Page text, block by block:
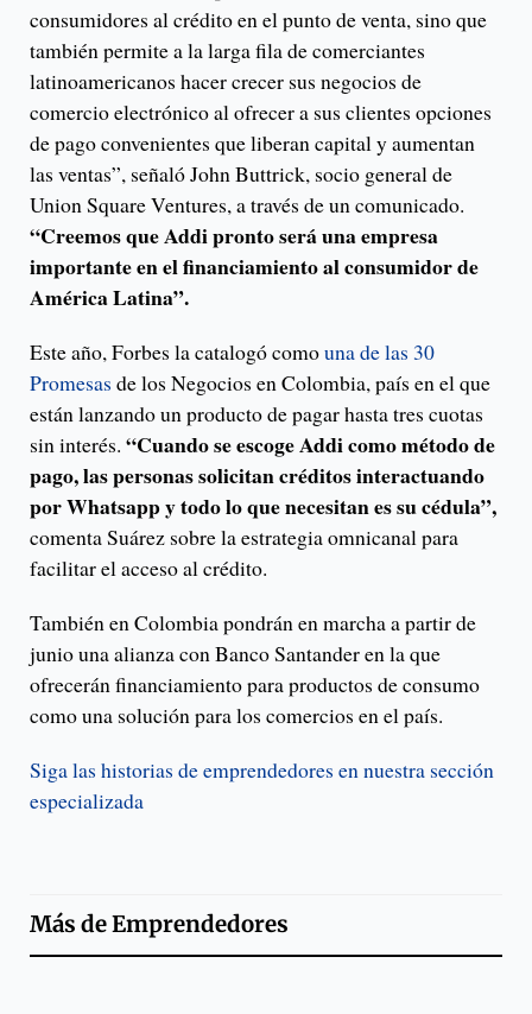
consumidores al crédito en el punto de venta, sino que
también permite a la larga fila de comerciantes
latinoamericanos hacer crecer sus negocios de
comercio electrónico al ofrecer a sus clientes opciones
de pago convenientes que liberan capital y aumentan
las ventas”, señaló John Buttrick, socio general de
Union Square Ventures, a través de un comunicado.
“Creemos que Addi pronto será una empresa
importante en el financiamiento al consumidor de
América Latina”.
Este año, Forbes la catalogó comouna de las 30
Promesas de los Negocios en Colombia, país en el que
están lanzando un producto de pagar hasta tres cuotas
sin interés. “Cuando se escoge Addi como método de
pago, las personas solicitan créditos interactuando
por Whatsapp y todo lo que necesitan es su cédula”,
comenta Suárez sobre la estrategia omnicanal para
facilitar el acceso al crédito.
También en Colombia pondrán en marcha a partir de
junio una alianza con Banco Santander en la que
ofrecerán financiamiento para productos de consumo
como una solución para los comercios en el país.
Siga las historias de emprendedores en nuestra sección
especializada
Más deEmprendedores